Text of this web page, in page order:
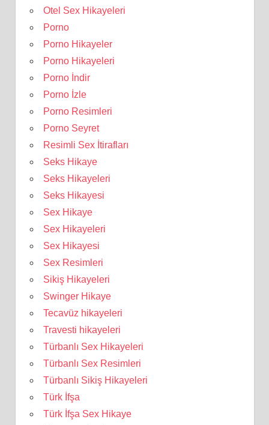
Otel Sex Hikayeleri
Porno
Porno Hikayeler
Porno Hikayeleri
Porno İndir
Porno İzle
Porno Resimleri
Porno Seyret
Resimli Sex İtirafları
Seks Hikaye
Seks Hikayeleri
Seks Hikayesi
Sex Hikaye
Sex Hikayeleri
Sex Hikayesi
Sex Resimleri
Sikiş Hikayeleri
Swinger Hikaye
Tecavüz hikayeleri
Travesti hikayeleri
Türbanlı Sex Hikayeleri
Türbanlı Sex Resimleri
Türbanlı Sikiş Hikayeleri
Türk İfşa
Türk İfşa Sex Hikaye